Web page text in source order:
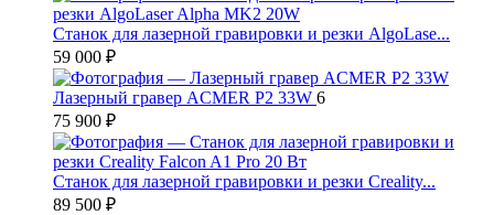
Станок для лазерной гравировки и резки AlgoLase...
59 000 ₽
Лазерный гравер ACMER P2 33W 6
75 900 ₽
Станок для лазерной гравировки и резки Creality...
89 500 ₽